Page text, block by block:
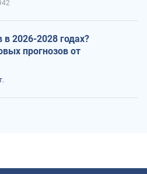
2026-2028 годах?
прогнозов от